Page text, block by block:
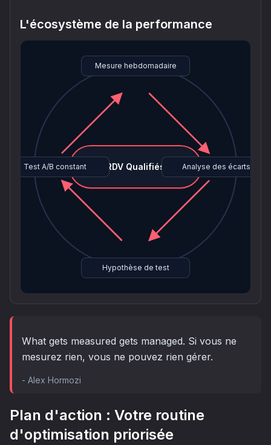
L'écosystème de la performance
RDV Qualifiés
Mesure hebdomadaire
Analyse des écarts
Hypothèse de test
Test A/B constant
What gets measured gets managed. Si vous ne
mesurez rien, vous ne pouvez rien gérer.
- Alex Hormozi
Plan d'action : Votre routine
d'optimisation priorisée